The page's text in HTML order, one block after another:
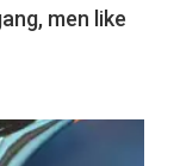
men like